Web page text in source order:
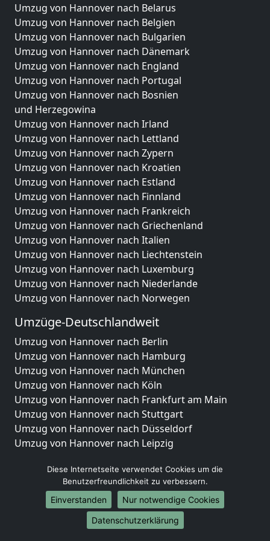
Umzug von Hannover nach Belarus
Umzug von Hannover nach Belgien
Umzug von Hannover nach Bulgarien
Umzug von Hannover nach Dänemark
Umzug von Hannover nach England
Umzug von Hannover nach Portugal
Umzug von Hannover nach Bosnien
und Herzegowina
Umzug von Hannover nach Irland
Umzug von Hannover nach Lettland
Umzug von Hannover nach Zypern
Umzug von Hannover nach Kroatien
Umzug von Hannover nach Estland
Umzug von Hannover nach Finnland
Umzug von Hannover nach Frankreich
Umzug von Hannover nach Griechenland
Umzug von Hannover nach Italien
Umzug von Hannover nach Liechtenstein
Umzug von Hannover nach Luxemburg
Umzug von Hannover nach Niederlande
Umzug von Hannover nach Norwegen
Umzüge-Deutschlandweit
Umzug von Hannover nach Berlin
Umzug von Hannover nach Hamburg
Umzug von Hannover nach München
Umzug von Hannover nach Köln
Umzug von Hannover nach Frankfurt am Main
Umzug von Hannover nach Stuttgart
Umzug von Hannover nach Düsseldorf
Umzug von Hannover nach Leipzig
Umzug von Hannover nach Essen
Umzug von Hannover nach Bremen
Umzug von Hannover nach Dresden
Umzug von Hannover nach Hannover
Umzug von Hannover nach Nürnberg
Diese Internetseite verwendet Cookies um die
Benutzerfreundlichkeit zu verbessern.
Einverstanden
Nur notwendige Cookies
Datenschutzerklärung